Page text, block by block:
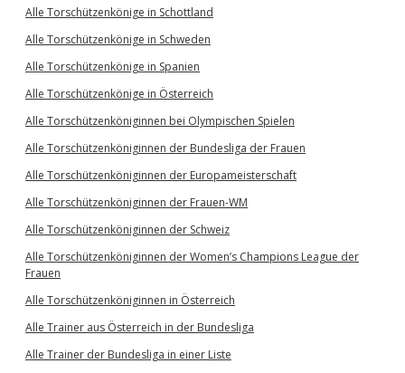
Alle Torschützenkönige in Schottland
Alle Torschützenkönige in Schweden
Alle Torschützenkönige in Spanien
Alle Torschützenkönige in Österreich
Alle Torschützenköniginnen bei Olympischen Spielen
Alle Torschützenköniginnen der Bundesliga der Frauen
Alle Torschützenköniginnen der Europameisterschaft
Alle Torschützenköniginnen der Frauen-WM
Alle Torschützenköniginnen der Schweiz
Alle Torschützenköniginnen der Women’s Champions League der
Frauen
Alle Torschützenköniginnen in Österreich
Alle Trainer aus Österreich in der Bundesliga
Alle Trainer der Bundesliga in einer Liste